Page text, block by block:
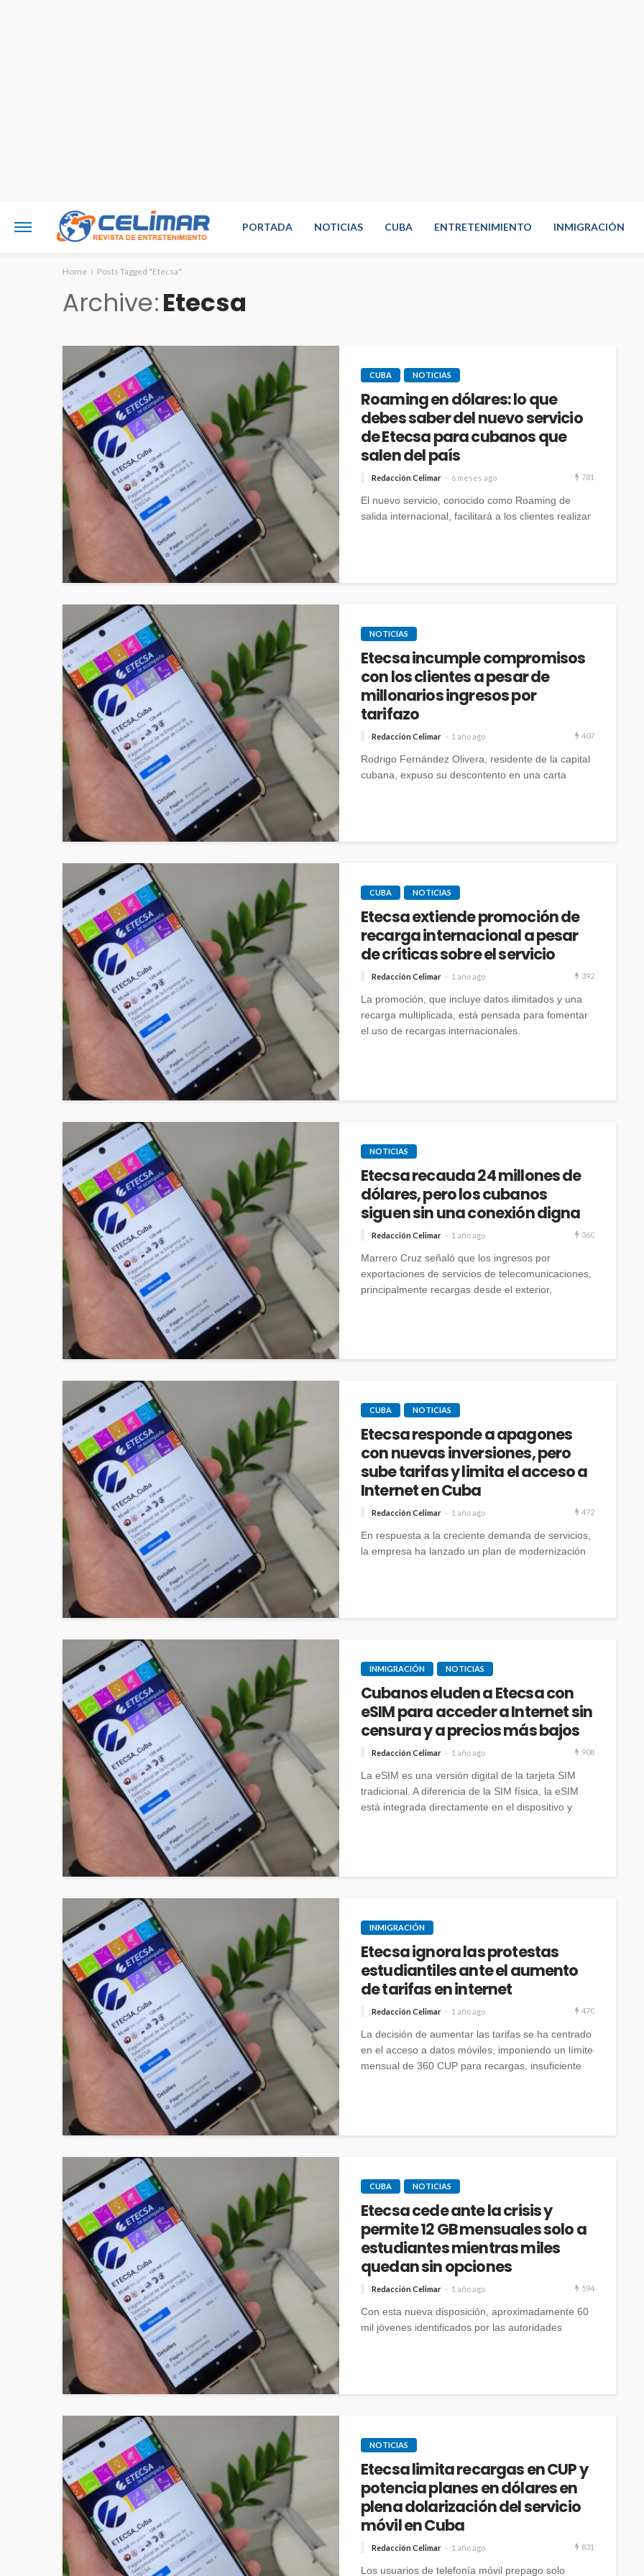
PORTADA NOTICIAS CUBA ENTRETENIMIENTO INMIGRACIÓN
Home Posts Tagged "Etecsa"
Archive Etecsa
CUBA NOTICIAS
Roaming en dólares: lo que
debes saber del nuevo servicio
de Etecsa para cubanos que
salen del país
Redacción Celimar 6 meses ago 781
El nuevo servicio, conocido como Roaming de
salida internacional, facilitará a los clientes realizar
NOTICIAS
Etecsa incumple compromisos
con los clientes a pesar de
millonarios ingresos por
tarifazo
Redacción Celimar 1 año ago 407
Rodrigo Fernández Olivera, residente de la capital
cubana, expuso su descontento en una carta
CUBA NOTICIAS
Etecsa extiende promoción de
recarga internacional a pesar
de críticas sobre el servicio
Redacción Celimar 1 año ago 392
La promoción, que incluye datos ilimitados y una
recarga multiplicada, está pensada para fomentar
el uso de recargas internacionales.
NOTICIAS
Etecsa recauda 24 millones de
dólares, pero los cubanos
siguen sin una conexión digna
Redacción Celimar 1 año ago 360
Marrero Cruz señaló que los ingresos por
exportaciones de servicios de telecomunicaciones,
principalmente recargas desde el exterior,
CUBA NOTICIAS
Etecsa responde a apagones
con nuevas inversiones, pero
sube tarifas y limita el acceso a
Internet en Cuba
Redacción Celimar 1 año ago 472
En respuesta a la creciente demanda de servicios,
la empresa ha lanzado un plan de modernización
INMIGRACIÓN NOTICIAS
Cubanos eluden a Etecsa con
eSIM para acceder a Internet sin
censura y a precios más bajos
Redacción Celimar 1 año ago 908
La eSIM es una versión digital de la tarjeta SIM
tradicional. A diferencia de la SIM física, la eSIM
está integrada directamente en el dispositivo y
INMIGRACIÓN
Etecsa ignora las protestas
estudiantiles ante el aumento
de tarifas en internet
Redacción Celimar 1 año ago 470
La decisión de aumentar las tarifas se ha centrado
en el acceso a datos móviles, imponiendo un límite
mensual de 360 CUP para recargas, insuficiente
CUBA NOTICIAS
Etecsa cede ante la crisis y
permite 12 GB mensuales solo a
estudiantes mientras miles
quedan sin opciones
Redacción Celimar 1 año ago 594
Con esta nueva disposición, aproximadamente 60
mil jóvenes identificados por las autoridades
NOTICIAS
Etecsa limita recargas en CUP y
potencia planes en dólares en
plena dolarización del servicio
móvil en Cuba
Redacción Celimar 1 año ago 831
Los usuarios de telefonía móvil prepago solo
CUBA INMIGRACIÓN NOTICIAS
ICE intensifica arrestos en
aeropuertos de EEUU y
advierten de riesgos para
inmigrantes y familiares
Redacción Celimar 3 días ago
MultiplyHelp: Conecta con
clientes y trabajadores de